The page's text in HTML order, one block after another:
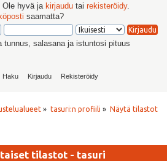
. Ole hyvä ja kirjaudu tairekisteröidy.
saamatta?
tunnus, salasana ja istuntosi pituus
Haku Kirjaudu Rekisteröidy
» tasuri:n profiili » Näytä tilastot
tilastot - tasuri